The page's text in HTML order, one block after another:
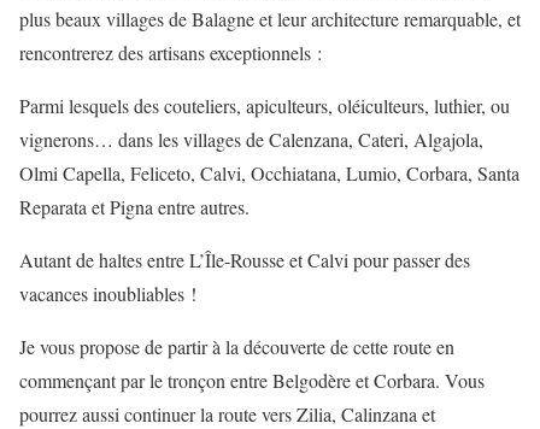
plus beaux villages de Balagne et leur architecture remarquable, et
rencontrerez des artisans exceptionnels :
Parmi lesquels des couteliers, apiculteurs, oléiculteurs, luthier, ou
vignerons… dans les villages de Calenzana, Cateri, Algajola,
Olmi Capella, Feliceto, Calvi, Occhiatana, Lumio, Corbara, Santa
Reparata et Pigna entre autres.
Autant de haltes entre L’Île-Rousse et Calvi pour passer des
vacances inoubliables !
Je vous propose de partir à la découverte de cette route en
commençant par le tronçon entre Belgodère et Corbara. Vous
pourrez aussi continuer la route vers Zilia, Calinzana et